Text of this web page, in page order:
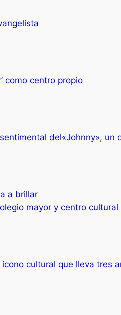
como centro propio
del«Johnny», un
a brillar
mayor y centro cultural
cultural que lleva tres